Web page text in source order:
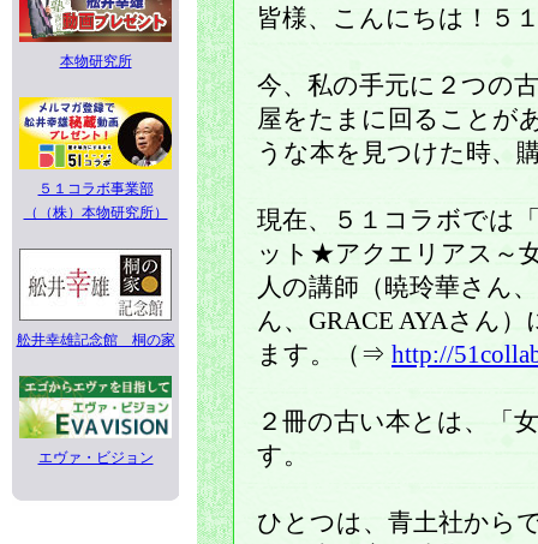
本物研究所
５１コラボ事業部
（（株）本物研究所）
舩井幸雄記念館 桐の家
エヴァ・ビジョン
皆様、こんにちは！５
今、私の手元に２つの
屋をたまに回ることが
うな本を見つけた時、
現在、５１コラボでは
ット★アクエリアス～
人の講師（暁玲華さん
ん、GRACE AYAさん
ます。（⇒ http://
２冊の古い本とは、「
す。
ひとつは、青土社から